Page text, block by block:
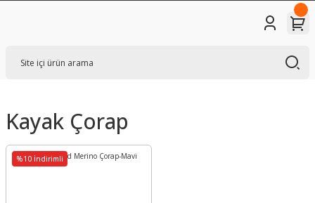
Kayak Çorap
%10 İndirimli